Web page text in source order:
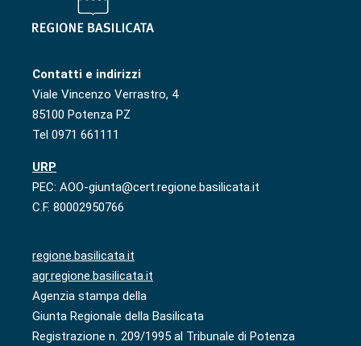
Contatti e indirizzi
Viale Vincenzo Verrastro, 4
85100 Potenza PZ
Tel 0971 661111
URP
PEC: AOO-giunta@cert.regione.basilicata.it
C.F. 80002950766
regione.basilicata.it
agr.regione.basilicata.it
Agenzia stampa della
Giunta Regionale della Basilicata
Registrazione n. 209/1995 al Tribunale di Potenza